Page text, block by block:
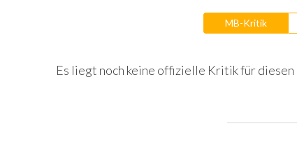
MB-Kritik
Es liegt noch keine offizielle Kritik für diesen